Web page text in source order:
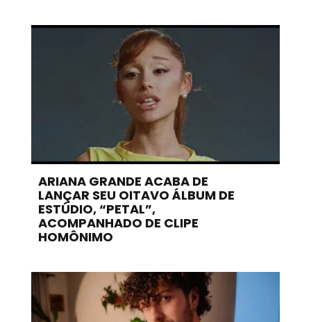
ARIANA GRANDE ACABA DE
LANÇAR SEU OITAVO ÁLBUM DE
ESTÚDIO, “PETAL”,
ACOMPANHADO DE CLIPE
HOMÔNIMO